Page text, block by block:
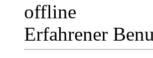
Erfahrener